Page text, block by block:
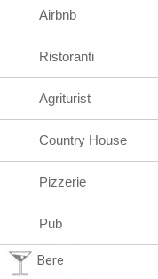
Airbnb
Ristoranti
Agriturist
Country House
Pizzerie
Pub
Bere